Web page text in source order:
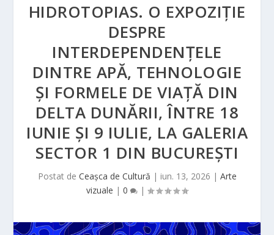
HIDROTOPIAS. O EXPOZIȚIE
DESPRE
INTERDEPENDENȚELE
DINTRE APĂ, TEHNOLOGIE
ȘI FORMELE DE VIAȚĂ DIN
DELTA DUNĂRII, ÎNTRE 18
IUNIE ȘI 9 IULIE, LA GALERIA
SECTOR 1 DIN BUCUREȘTI
Postat de Ceașca de Cultură | iun. 13, 2026 | Arte
vizuale | 0 |